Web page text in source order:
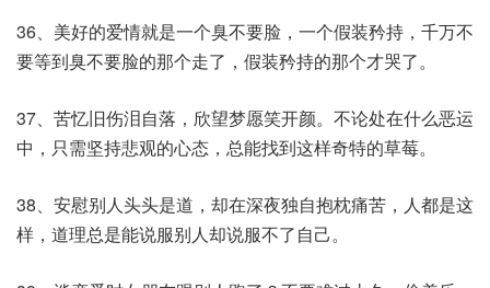
36、美好的爱情就是一个臭不要脸，一个假装矜持，千万不
要等到臭不要脸的那个走了，假装矜持的那个才哭了。
37、苦忆旧伤泪自落，欣望梦愿笑开颜。不论处在什么恶运
中，只需坚持悲观的心态，总能找到这样奇特的草莓。
38、安慰别人头头是道，却在深夜独自抱枕痛苦，人都是这
样，道理总是能说服别人却说服不了自己。